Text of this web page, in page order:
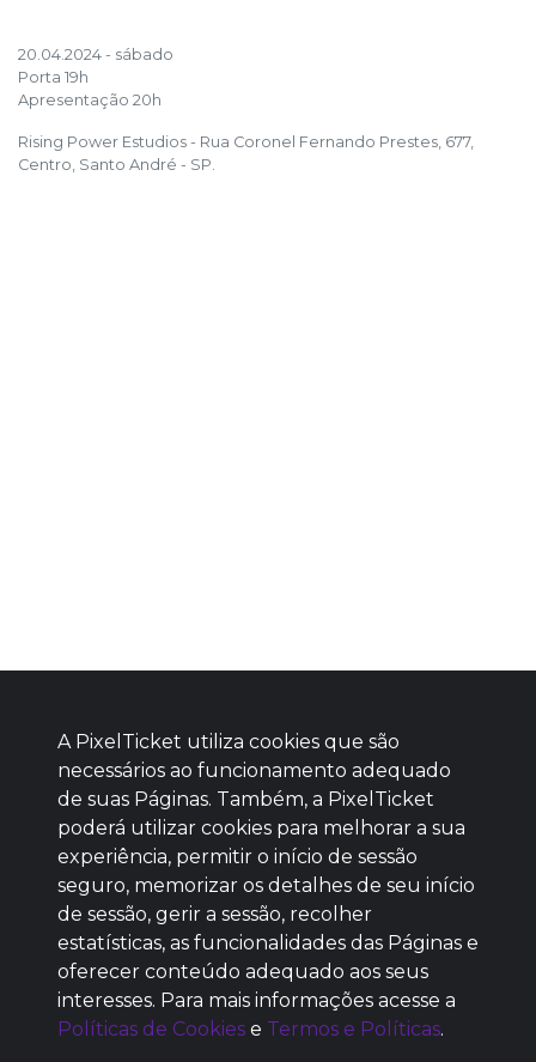
20.04.2024 - sábado
Porta 19h
Apresentação 20h
Rising Power Estudios - Rua Coronel Fernando Prestes, 677,
Centro, Santo André - SP.
Baixe agora nosso app
SEM REPUTAÇÃO
DEFINIDA
A PixelTicket utiliza cookies que são
necessários ao funcionamento adequado
de suas Páginas. Também, a PixelTicket
poderá utilizar cookies para melhorar a sua
experiência, permitir o início de sessão
seguro, memorizar os detalhes de seu início
de sessão, gerir a sessão, recolher
estatísticas, as funcionalidades das Páginas e
oferecer conteúdo adequado aos seus
interesses. Para mais informações acesse a
Políticas de Cookies e Termos e Políticas.